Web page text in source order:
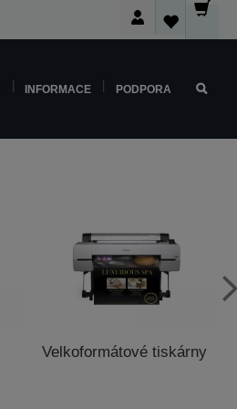
INFORMACE PODPORA
Velkoformátové tiskárny